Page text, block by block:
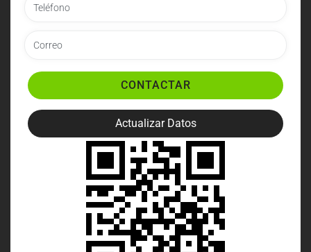
CONTACTAR
Actualizar Datos